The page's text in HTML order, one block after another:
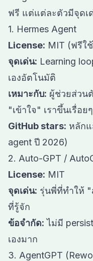
ฟรี แต่แต่ละตัวมีจุดเ
1. Hermes Agent
License: MIT (ฟรีใ
จุดเด่น: Learning
เองอัตโนมัติ
เหมาะกับ: ผู้ช่วยส่วน
"เข้าใจ" เราขึ้นเรื่อยๆ
GitHub stars: หลัก
agent ปี 2026)
2. Auto-GPT /
License: MIT
จุดเด่น: รุ่นพี่ที่ทำให้
ที่รู้จัก
ข้อจำกัด: ไม่มี
เองมาก
3. AgentGPT